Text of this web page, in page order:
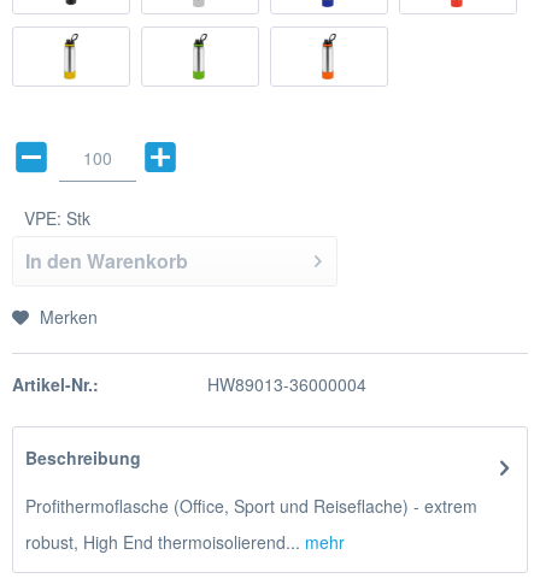
VPE: Stk
In den Warenkorb
Merken
Artikel-Nr.: HW89013-36000004
Beschreibung
Profithermoflasche (Office, Sport und Reiseflache) - extrem
robust, High End thermoisolierend... mehr